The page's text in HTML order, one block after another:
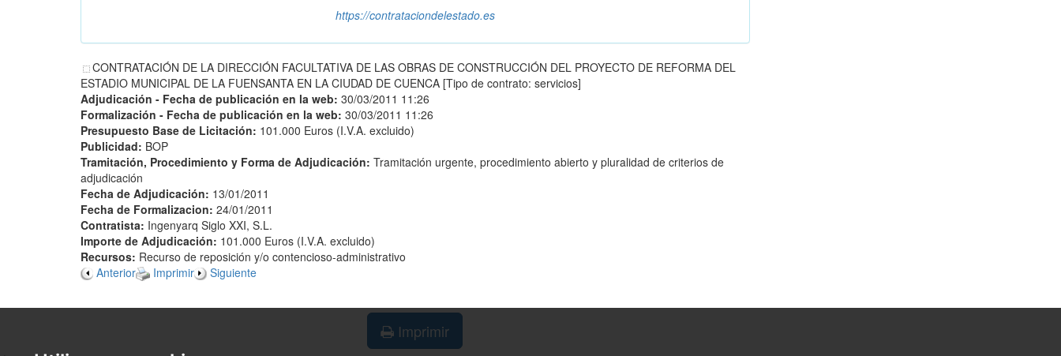
https://contrataciondelestado.es
CONTRATACIÓN DE LA DIRECCIÓN FACULTATIVA DE LAS OBRAS DE CONSTRUCCIÓN DEL PROYECTO DE REFORMA DEL
ESTADIO MUNICIPAL DE LA FUENSANTA EN LA CIUDAD DE CUENCA [Tipo de contrato: servicios]
Adjudicación - Fecha de publicación en la web: 30/03/2011 11:26
Formalización - Fecha de publicación en la web: 30/03/2011 11:26
Presupuesto Base de Licitación: 101.000 Euros (I.V.A. excluido)
Publicidad: BOP
Tramitación, Procedimiento y Forma de Adjudicación: Tramitación urgente, procedimiento abierto y pluralidad de criterios de
adjudicación
Fecha de Adjudicación: 13/01/2011
Fecha de Formalizacion: 24/01/2011
Contratista: Ingenyarq Siglo XXI, S.L.
Importe de Adjudicación: 101.000 Euros (I.V.A. excluido)
Recursos: Recurso de reposición y/o contencioso-administrativo
Anterior
Imprimir Siguiente
Imprimir